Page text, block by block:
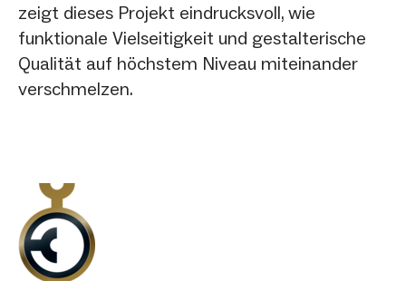
zeigt dieses Projekt eindrucksvoll, wie
funktionale Vielseitigkeit und gestalterische
Qualität auf höchstem Niveau miteinander
verschmelzen.